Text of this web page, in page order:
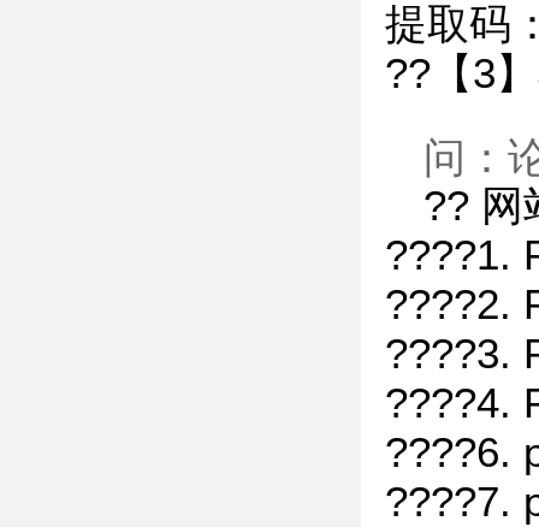
提取码
??【3
问：
?? 网
????1.
????2.
????3.
????4.
????6.
????7.